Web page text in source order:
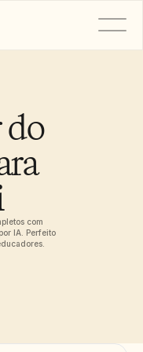
com
IA. Perfeito